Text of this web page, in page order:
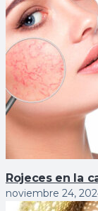
Rojeces en la
noviembre 24,